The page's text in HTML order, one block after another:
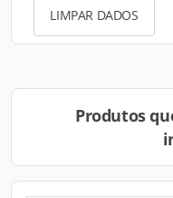
LIMPAR DADOS
Produtos